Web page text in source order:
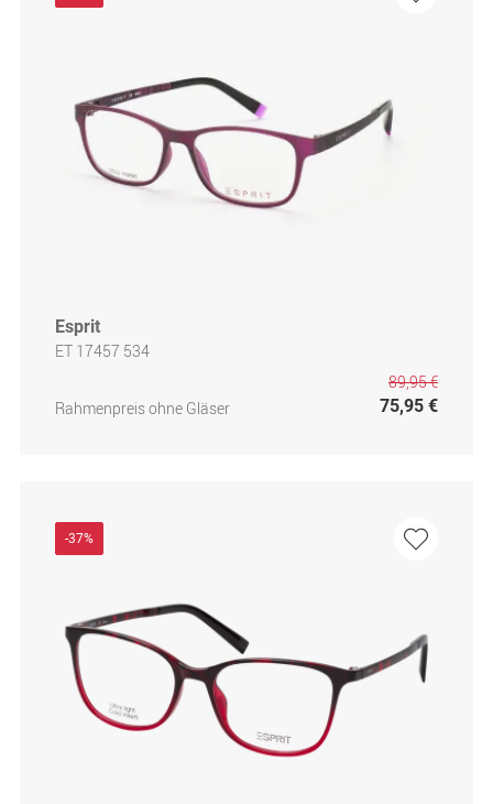
Esprit
ET 17457 534
Rahmenpreis ohne Gläser
89,95 €
75,95 €
-37%